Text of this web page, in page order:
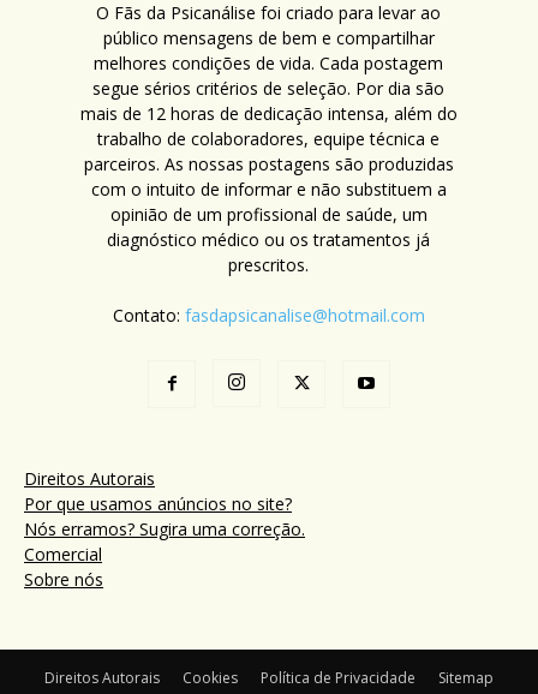
O Fãs da Psicanálise foi criado para levar ao
público mensagens de bem e compartilhar
melhores condições de vida. Cada postagem
segue sérios critérios de seleção. Por dia são
mais de 12 horas de dedicação intensa, além do
trabalho de colaboradores, equipe técnica e
parceiros. As nossas postagens são produzidas
com o intuito de informar e não substituem a
opinião de um profissional de saúde, um
diagnóstico médico ou os tratamentos já
prescritos.
Contato: fasdapsicanalise@hotmail.com
Direitos Autorais
Por que usamos anúncios no site?
Nós erramos? Sugira uma correção.
Comercial
Sobre nós
Direitos Autorais Cookies Política de Privacidade Sitemap